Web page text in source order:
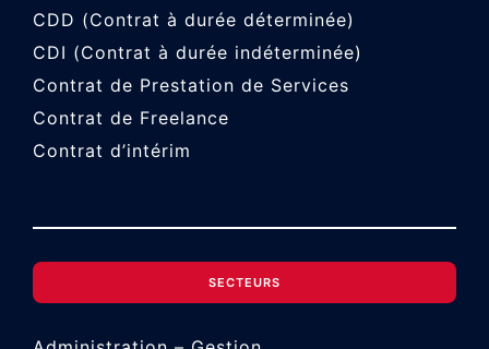
CDD (Contrat à durée déterminée)
CDI (Contrat à durée indéterminée)
Contrat de Prestation de Services
Contrat de Freelance
Contrat d’intérim
SECTEURS